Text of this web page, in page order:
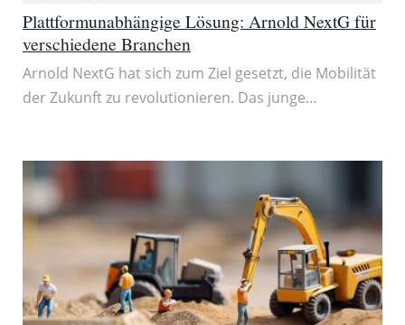
Plattformunabhängige Lösung: Arnold NextG für
verschiedene Branchen
Arnold NextG hat sich zum Ziel gesetzt, die Mobilität
der Zukunft zu revolutionieren. Das junge…